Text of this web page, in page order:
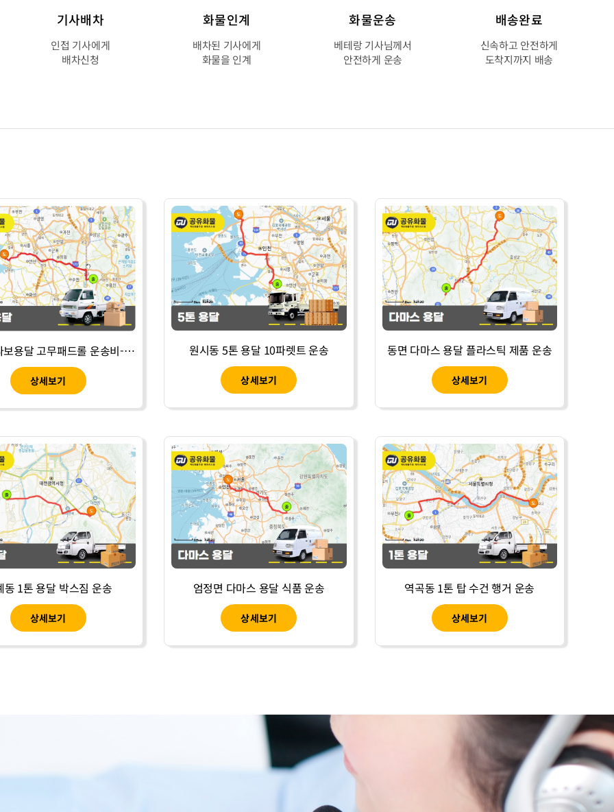
기사배차
인접 기사에게
배차신청
화물인계
배차된 기사에게
화물을 인계
화물운송
베테랑 기사님께서
안전하게 운송
배송완료
신속하고 안전하게
도착지까지 배송
정왕동 라보용달 고무패드롤 운송비-13
상세보기
원시동 5톤 용달 10파렛트 운송
상세보기
동면 다마스 용달 플라스틱 제품 운송
상세보기
동 1톤 용달 박스짐 운송
상세보기
엄정면 다마스 용달 식품 운송
상세보기
역곡동 1톤 탑 수건 행거 운송
상세보기